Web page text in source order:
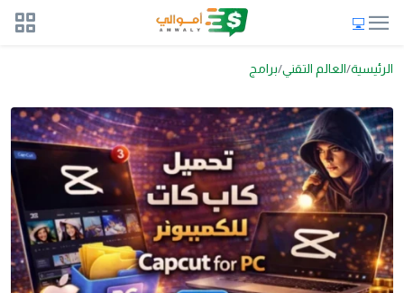
الرئيسية العالم التقني برامج